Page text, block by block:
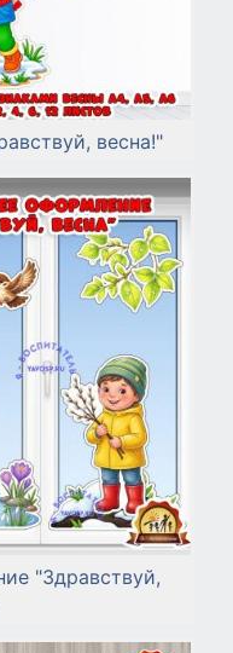
весна!"
"Здравствуй,